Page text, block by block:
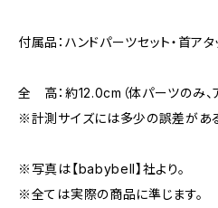
付属品：ハンドパーツセット・首ア
全 高：約12.0cm（体パーツのみ、
※計測サイズには多少の誤差があ
※写真は【babybell】社より。
※全ては実際の商品に準じます。